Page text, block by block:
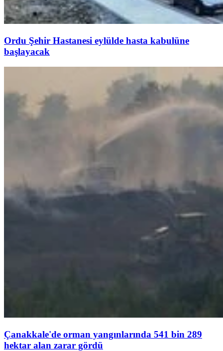
Ordu Şehir Hastanesi eylülde hasta kabulüne
başlayacak
Çanakkale'de orman yangınlarında 541 bin 289
hektar alan zarar gördü